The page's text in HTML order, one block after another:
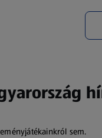
sem.